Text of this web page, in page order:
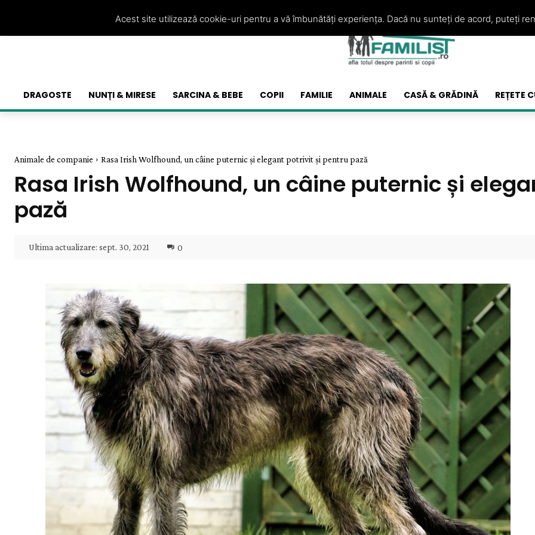
DRAGOSTE NUNȚI & MIRESE SARCINA & BEBE COPII FAMILIE ANIMALE CASĂ & GRĂDINĂ REȚETE
Animale de companie Rasa Irish Wolfhound, un câine puternic și elegant potrivit și pentru pază
Rasa Irish Wolfhound, un câine puternic și
pază
Ultima actualizare: sept. 30, 2021 0
Acest site utilizează cookie-uri pentru a vă îmbunătăți experiența. Dacă nu sunteți de acord, puteți